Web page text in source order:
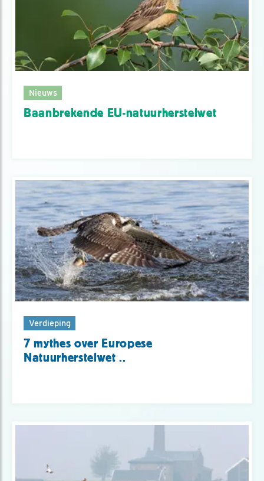
Nieuws
Baanbrekende EU-natuurherstelwet
Verdieping
7 mythes over Europese
Natuurherstelwet ..